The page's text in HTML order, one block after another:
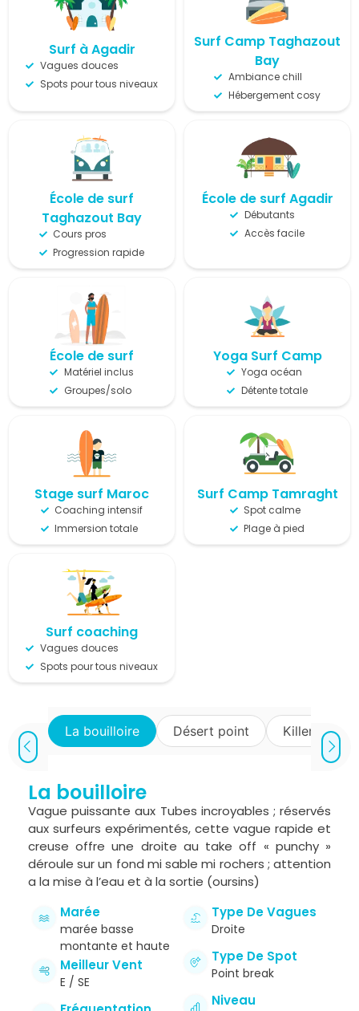
Surf à Agadir
Vagues douces
Spots pour tous niveaux
Surf Camp Taghazout
Bay
Ambiance chill
Hébergement cosy
École de surf
Taghazout Bay
Cours pros
Progression rapide
École de surf Agadir
Débutants
Accès facile
École de surf
Matériel inclus
Groupes/solo
Yoga Surf Camp
Yoga océan
Détente totale
Stage surf Maroc
Coaching intensif
Immersion totale
Surf Camp Tamragh​t
Spot calme
Plage à pied
Surf coaching
Vagues douces
Spots pour tous niveaux
La bouilloire Désert point Killer Point
La bouilloire
Vague puissante aux Tubes incroyables ; réservés
aux surfeurs expérimentés, cette vague rapide et
creuse offre une droite au take off « punchy »
déroule sur un fond mi sable mi rochers ; attention
a la mise à l’eau et à la sortie (oursins)
Marée
marée basse
montante et haute
Meilleur Vent
E / SE
Type De Vagues
Droite
Type De Spot
Point break
Niveau